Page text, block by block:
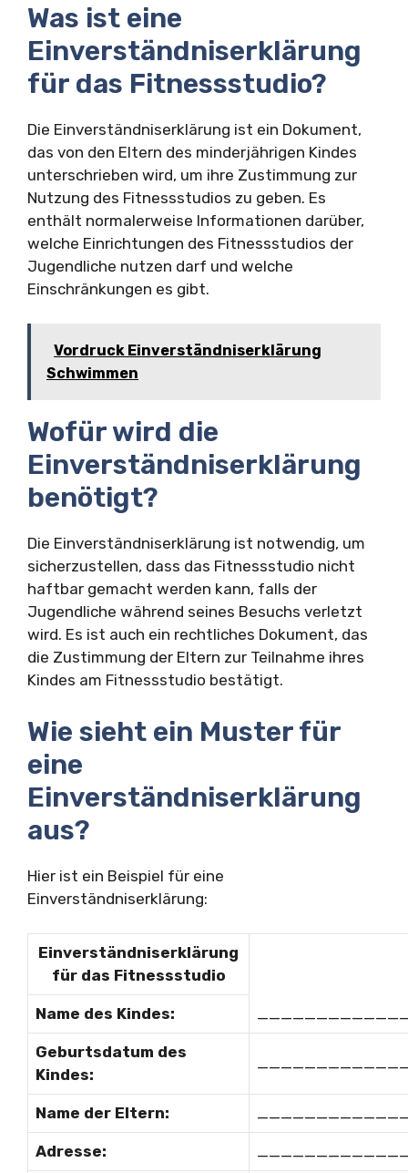
Was ist eine
Einverständniserklärung
für das Fitnessstudio?
Die Einverständniserklärung ist ein Dokument,
das von den Eltern des minderjährigen Kindes
unterschrieben wird, um ihre Zustimmung zur
Nutzung des Fitnessstudios zu geben. Es
enthält normalerweise Informationen darüber,
welche Einrichtungen des Fitnessstudios der
Jugendliche nutzen darf und welche
Einschränkungen es gibt.
Vordruck Einverständniserklärung
Schwimmen
Wofür wird die
Einverständniserklärung
benötigt?
Die Einverständniserklärung ist notwendig, um
sicherzustellen, dass das Fitnessstudio nicht
haftbar gemacht werden kann, falls der
Jugendliche während seines Besuchs verletzt
wird. Es ist auch ein rechtliches Dokument, das
die Zustimmung der Eltern zur Teilnahme ihres
Kindes am Fitnessstudio bestätigt.
Wie sieht ein Muster für
eine
Einverständniserklärung
aus?
Hier ist ein Beispiel für eine
Einverständniserklärung:
Einverständniserklärung
für das Fitnessstudio
Name des Kindes:
Geburtsdatum des
Kindes:
Name der Eltern:
Adresse: